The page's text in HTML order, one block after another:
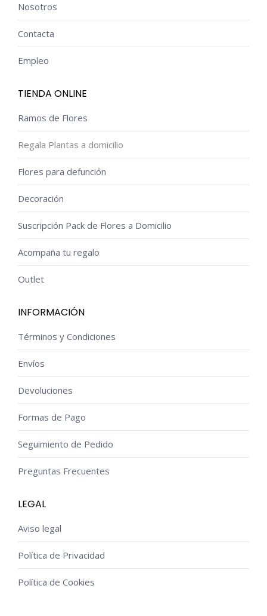
Nosotros
Contacta
Empleo
TIENDA ONLINE
Ramos de Flores
Regala Plantas a domicilio
Flores para defunción
Decoración
Suscripción Pack de Flores a Domicilio
Acompaña tu regalo
Outlet
INFORMACIÓN
Términos y Condiciones
Envíos
Devoluciones
Formas de Pago
Seguimiento de Pedido
Preguntas Frecuentes
LEGAL
Aviso legal
Política de Privacidad
Política de Cookies